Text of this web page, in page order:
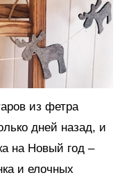
из фетра
дней назад, и
на Новый год –
и елочных